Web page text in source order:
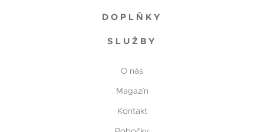
DOPLŇKY
SLUŽBY
O nás
Magazín
Kontakt